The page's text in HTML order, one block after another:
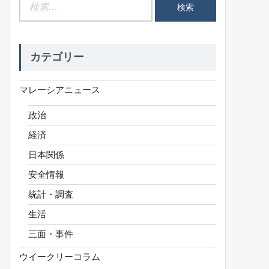
カテゴリー
マレーシアニュース
政治
経済
日本関係
安全情報
統計・調査
生活
三面・事件
ウイークリーコラム